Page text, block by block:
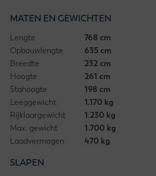
MATEN EN GEWICHTEN
Lengte
768 cm
Opbouwlengte
635 cm
Breedte
232 cm
Hoogte
261 cm
Stahoogte
198 cm
Leeggewicht
1.170 kg
Rijklaargewicht
1.230 kg
Max. gewicht
1.700 kg
Laadvermogen
470 kg
SLAPEN